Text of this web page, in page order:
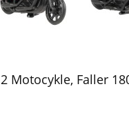
2 Motocykle, Faller